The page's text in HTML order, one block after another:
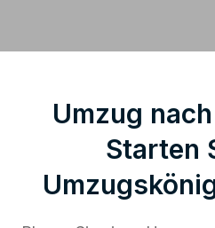
Umzug
Starten